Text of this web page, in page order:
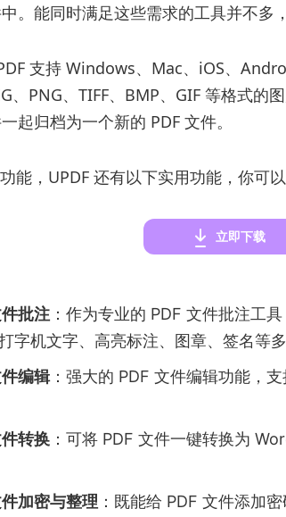
。能同时满足这些需求的工具并不多
支持 Windows、Mac、iOS、
、PNG、TIFF、BMP、GIF 等格式的
起归档为一个新的 PDF 文件。
能，UPDF 还有以下实用功能，你可
立即下载
批注：作为专业的 PDF 文件批注工
字机文字、高亮标注、图章、签名等多
编辑：强大的 PDF 文件编辑功能，
转换：可将 PDF 文件一键转换为
加密与整理 ：既能给 PDF 文件添加